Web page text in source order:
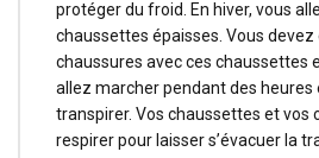
protéger du froid. En hiver, vous
chaussettes épaisses. Vous devez
chaussures avec ces chaussettes
allez marcher pendant des heures
transpirer. Vos chaussettes et vos
respirer pour laisser s’évacuer la